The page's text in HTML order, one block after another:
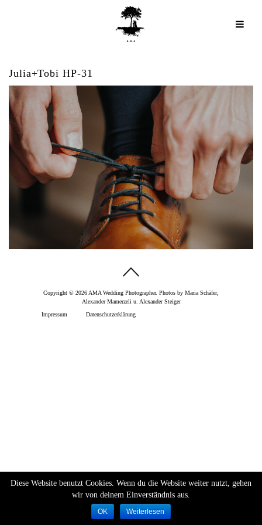
Julia+Tobi HP-31
Copyright © 2026 AMA Wedding Photographer. Photos by Maria Schäfer,
Alexander Mamerzeli u. Alexander Steiger
Impressum
Datenschutzerklärung
Diese Website benutzt Cookies. Wenn du die Website weiter nutzt, gehen
wir von deinem Einverständnis aus.
OK Weiterlesen